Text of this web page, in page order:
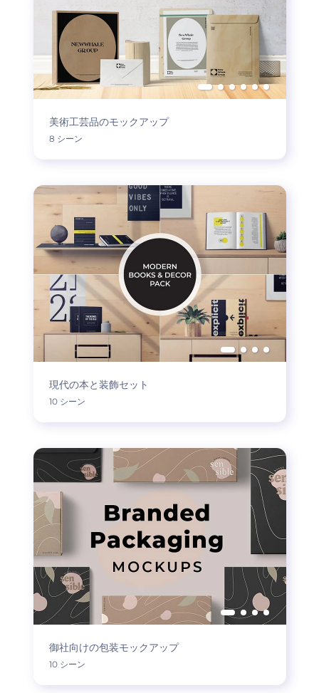
美術工芸品のモックアップ
8 シーン
現代の本と装飾セット
10 シーン
御社向けの包装モックアップ
10 シーン